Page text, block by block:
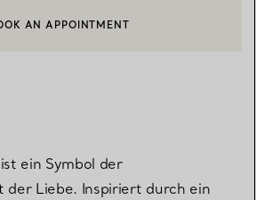
KONTAKTIEREN ODER EINEN
AN APPOINTMENT
ein Symbol der
der Liebe. Inspiriert durch ein